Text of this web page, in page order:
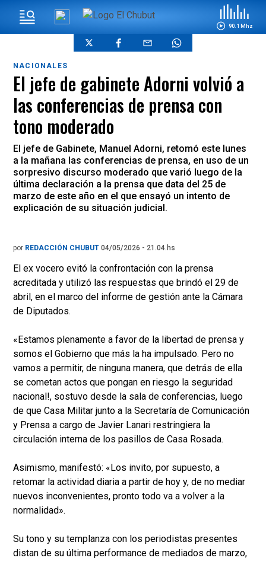
90.1 Mhz
NACIONALES
El jefe de gabinete Adorni volvió a
las conferencias de prensa con
tono moderado
El jefe de Gabinete, Manuel Adorni, retomó este lunes
a la mañana las conferencias de prensa, en uso de un
sorpresivo discurso moderado que varió luego de la
última declaración a la prensa que data del 25 de
marzo de este año en el que ensayó un intento de
explicación de su situación judicial.
por REDACCIÓN CHUBUT 04/05/2026 - 21.04.hs
El ex vocero evitó la confrontación con la prensa
acreditada y utilizó las respuestas que brindó el 29 de
abril, en el marco del informe de gestión ante la Cámara
de Diputados.
«Estamos plenamente a favor de la libertad de prensa y
somos el Gobierno que más la ha impulsado. Pero no
vamos a permitir, de ninguna manera, que detrás de ella
se cometan actos que pongan en riesgo la seguridad
nacional!, sostuvo desde la sala de conferencias, luego
de que Casa Militar junto a la Secretaría de Comunicación
y Prensa a cargo de Javier Lanari restringiera la
circulación interna de los pasillos de Casa Rosada.
Asimismo, manifestó: «Los invito, por supuesto, a
retomar la actividad diaria a partir de hoy y, de no mediar
nuevos inconvenientes, pronto todo va a volver a la
normalidad».
Su tono y su templanza con los periodistas presentes
distan de su última performance de mediados de marzo,